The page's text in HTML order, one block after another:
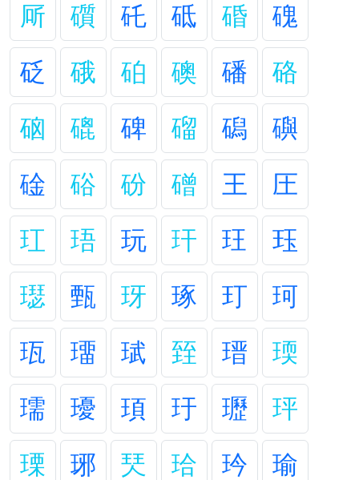
厛
礩 矺 砥 碈
磈
砭
硪 砶 礇 磻
硌
硇
磇 碑 磂 磶
礖
碒
硲 砏 磳 王
圧
玒
珸 玩 玕 玨
珏
璱
甄 玡 琢 玎
珂
珁
璢 珷 臸 瑨
瑌
瓀
瓇 頊 玗 瓑
玶
瑮
琊 珡 珨 玪
瑜